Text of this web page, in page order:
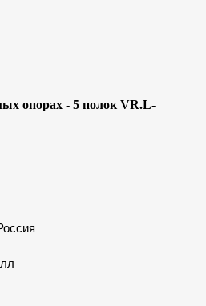
опорах - 5 полок VR.L-